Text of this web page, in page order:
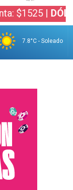
|DÓLAR
7.8°C - Soleado